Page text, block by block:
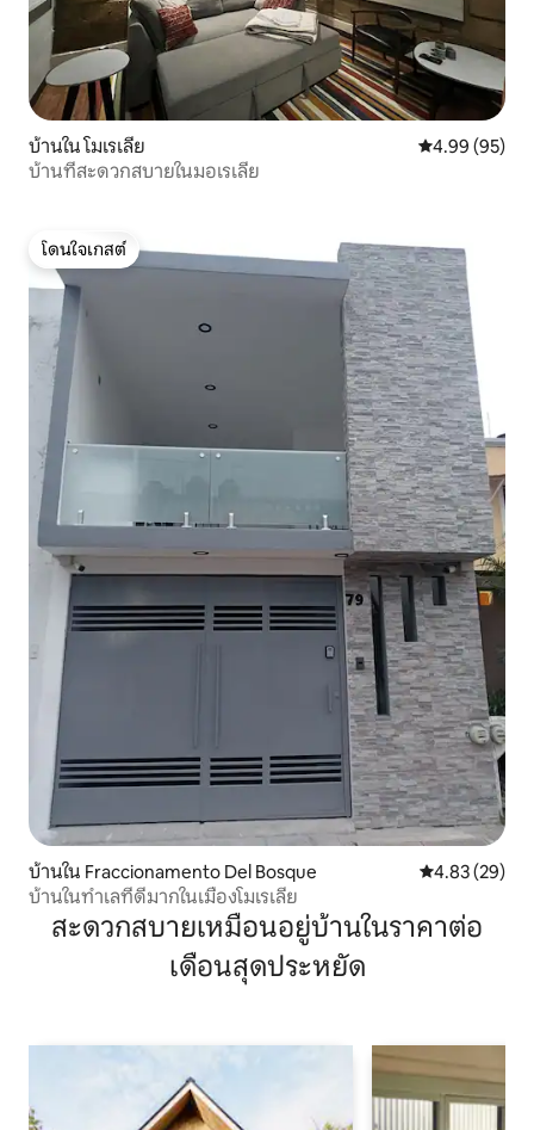
บ้านใน โมเรเลีย คะแนนเฉลี่ย
4.99 (95)
บ้านที่สะดวกสบายในมอเรเลีย
โดนใจเกสต์
โดนใจเกสต์
บ้านใน Fraccionamento Del Bosque คะแนนเฉลี่ย
4.83 (29)
บ้านในทำเลที่ดีมากในเมืองโมเรเลีย
สะดวกสบายเหมือนอยู่บ้านในราคาต่อ
เดือนสุดประหยัด